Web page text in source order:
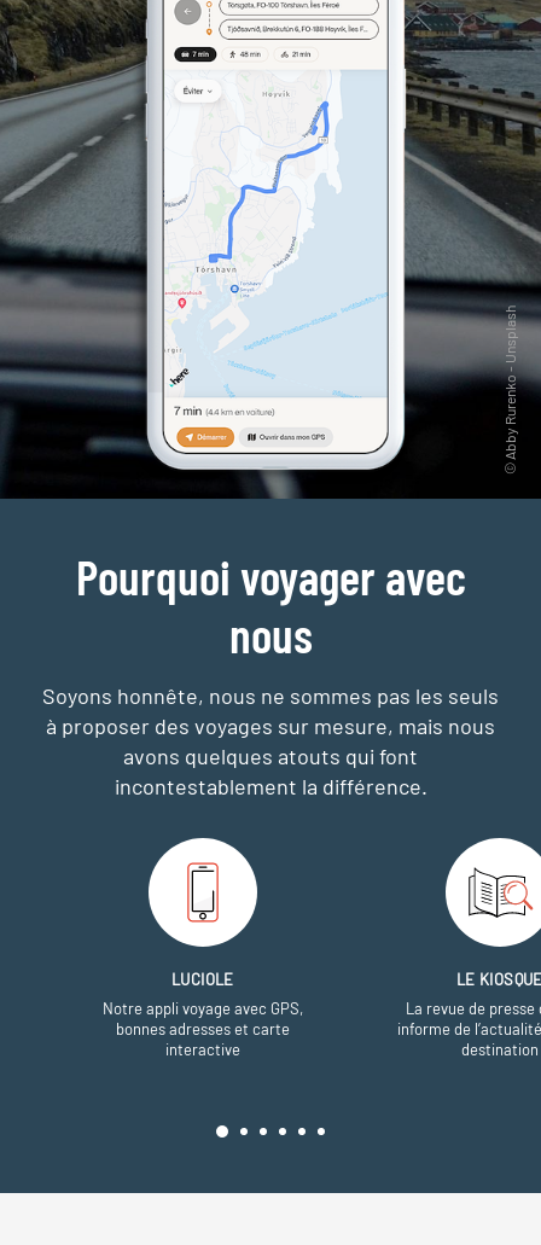
Pourquoi voyager avec
nous
Soyons honnête, nous ne sommes pas les seuls
à proposer des voyages sur mesure, mais nous
avons quelques atouts qui font
incontestablement la différence.
LUCIOLE
Notre appli voyage avec GPS,
bonnes adresses et carte
interactive
LE
La revue de presse
informe de
destination